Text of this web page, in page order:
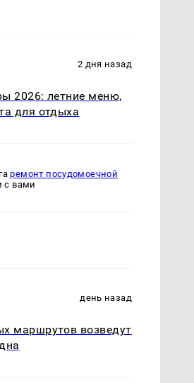
2 дня назад
2026: летние меню,
для отдыха
ремонт посудомоечной
с вами
день назад
маршрутов возведут